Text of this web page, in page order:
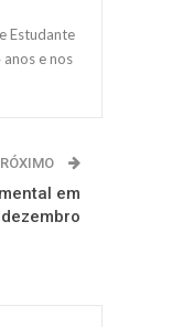
Estudante
e nos
em